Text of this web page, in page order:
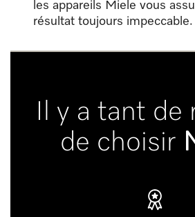
les appareils Miele vous
résultat toujours impeccable.
Il y a tant de
de choisir